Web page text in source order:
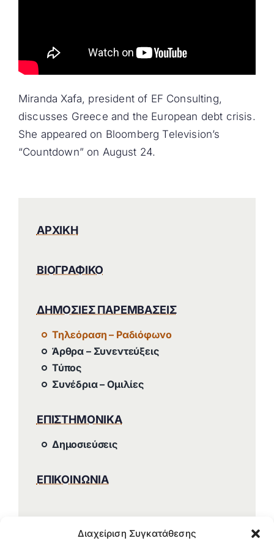
Διαχείριση Συγκατάθεσης
Miranda Xafa, president of EF Consulting,
discusses Greece and the European debt crisis.
She appeared on Bloomberg Television’s
“Countdown” on August 24.
ΑΡΧΙΚΗ
ΒΙΟΓΡΑΦΙΚΟ
ΔΗΜΟΣΙΕΣ ΠΑΡΕΜΒΑΣΕΙΣ
Τηλεόραση – Ραδιόφωνο
Άρθρα – Συνεντεύξεις
Τύπος
Συνέδρια – Ομιλίες
ΕΠΙΣΤΗΜΟΝΙΚΑ
Δημοσιεύσεις
ΕΠΙΚΟΙΝΩΝΙΑ